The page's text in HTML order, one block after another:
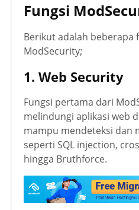
Fungsi
Berikut adalah beberapa
ModSecurity;
1. Web Security
Fungsi pertama dari
melindungi aplikasi web
mampu mendeteksi dan
seperti SQL injection,
hingga Bruthforce.